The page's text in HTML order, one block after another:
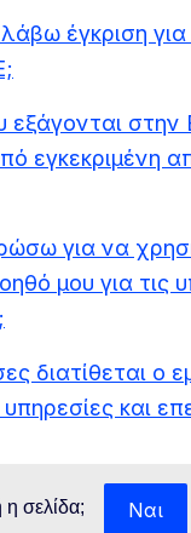
έγκριση για
εξάγονται στην
εγκεκριμένη
για να
μου για τις
διατίθεται ο
και
σελίδα; Ναι